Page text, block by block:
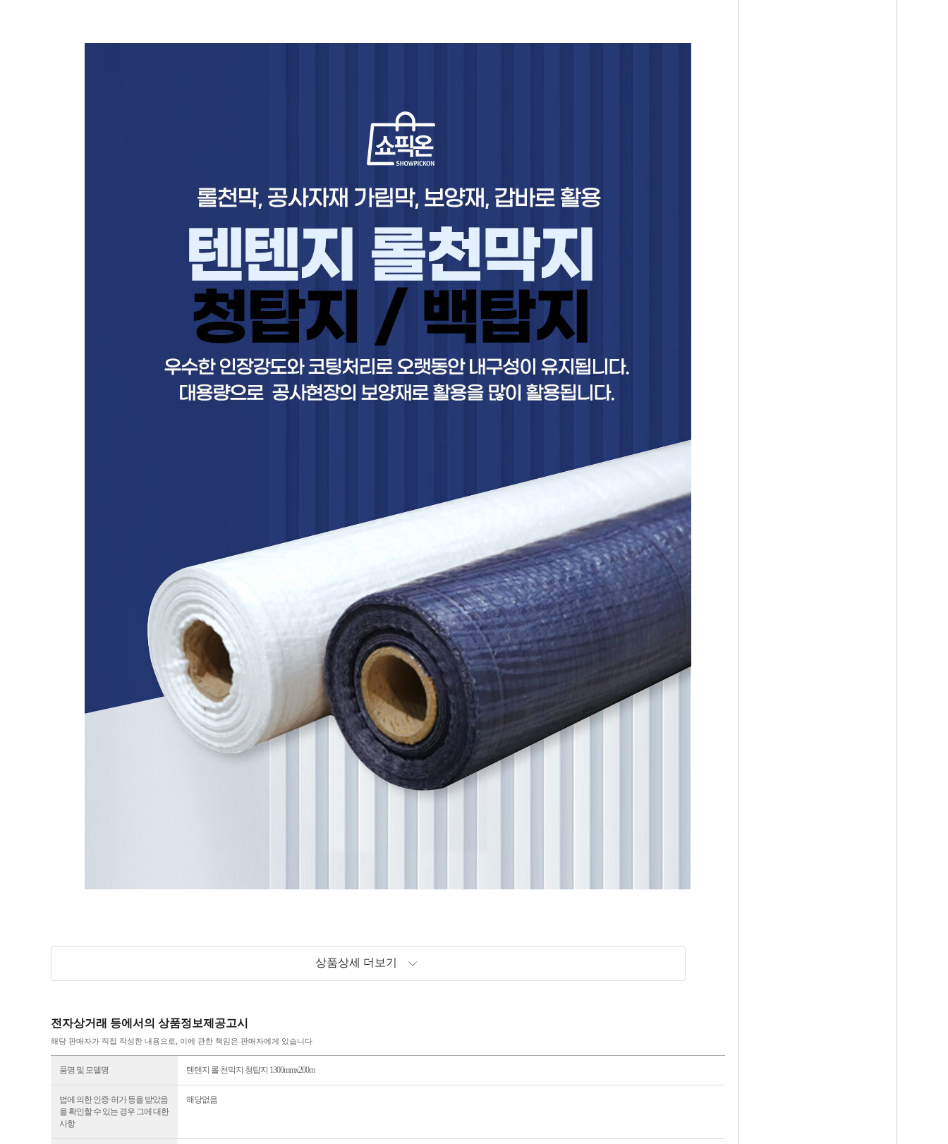
상품상세 더보기
전자상거래 등에서의 상품정보제공고시
해당 판매자가 직접 작성한 내용으로, 이에 관한 책임은 판매자에게 있습니다
품명 및 모델명 텐텐지 롤 천막지 청탑지 1300mmx200m
법에 의한 인증·허가 등을 받았음
을 확인할 수 있는 경우 그에 대한
사항
해당없음